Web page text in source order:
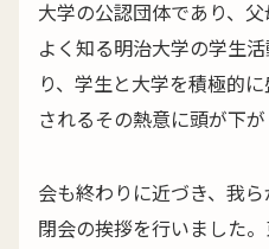
大学の公認団体であり、父
よく知る明治大学の学生
り、学生と大学を積極的
されるその熱意に頭が下が
会も終わりに近づき、我
閉会の挨拶を行いました